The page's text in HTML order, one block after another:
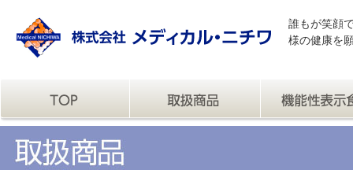
誰もが笑顔
様の健康を